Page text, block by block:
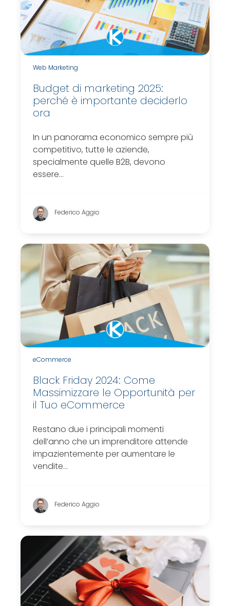
Web Marketing
Budget di marketing 2025:
perché è importante deciderlo
ora
In un panorama economico sempre più
competitivo, tutte le aziende,
specialmente quelle B2B, devono
essere…
Federico Aggio
eCommerce
Black Friday 2024: Come
Massimizzare le Opportunità per
il Tuo eCommerce
Restano due i principali momenti
dell’anno che un imprenditore attende
impazientemente per aumentare le
vendite…
Federico Aggio